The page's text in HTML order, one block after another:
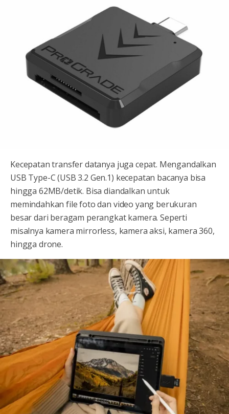
Kecepatan transfer datanya juga cepat. Mengandalkan
USB Type-C (USB 3.2 Gen.1) kecepatan bacanya bisa
hingga 62MB/detik. Bisa diandalkan untuk
memindahkan file foto dan video yang berukuran
besar dari beragam perangkat kamera. Seperti
misalnya kamera mirrorless, kamera aksi, kamera 360,
hingga drone.